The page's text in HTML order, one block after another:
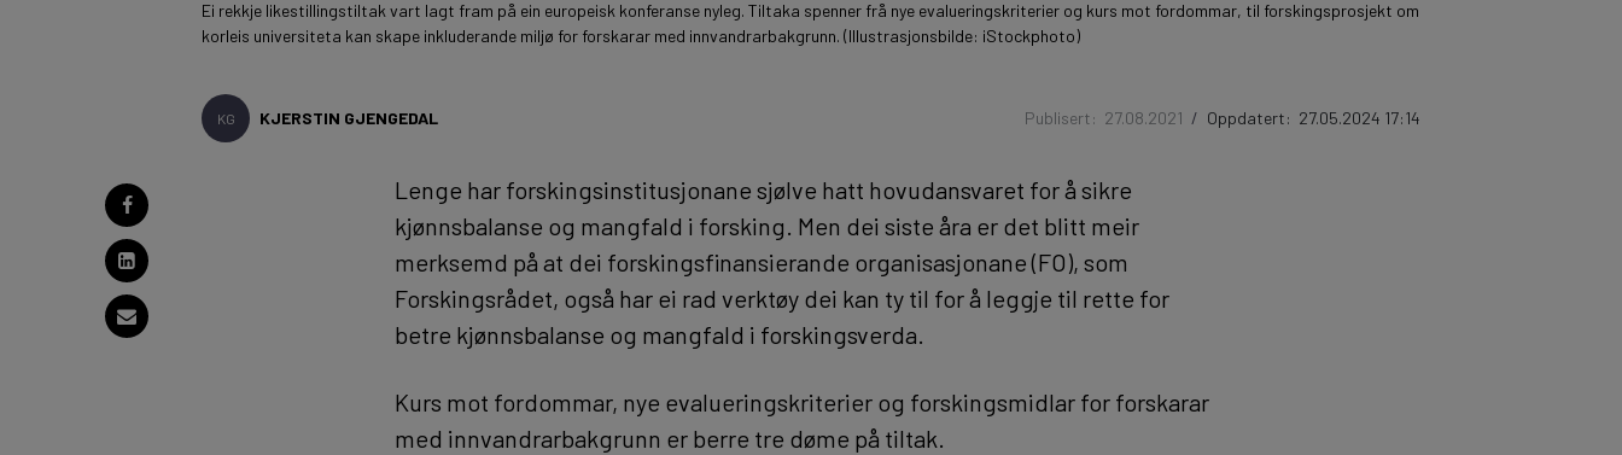
Ei rekkje likestillingstiltak vart lagt fram på ein europeisk konferanse nyleg. Tiltaka spenner frå nye evalueringskriterier og kurs mot fordommar, til forskingsprosjekt om
korleis universiteta kan skape inkluderande miljø for forskarar med innvandrarbakgrunn. (Illustrasjonsbilde: iStockphoto)
KG KJERSTIN GJENGEDAL Publisert: 27.08.2021 / Oppdatert: 27.05.2024 17:14
Lenge har forskingsinstitusjonane sjølve hatt hovudansvaret for å sikre
kjønnsbalanse og mangfald i forsking. Men dei siste åra er det blitt meir
merksemd på at dei forskingsfinansierande organisasjonane (FO), som
Forskingsrådet, også har ei rad verktøy dei kan ty til for å leggje til rette for
betre kjønnsbalanse og mangfald i forskingsverda.
Kurs mot fordommar, nye evalueringskriterier og forskingsmidlar for forskarar
med innvandrarbakgrunn er berre tre døme på tiltak.